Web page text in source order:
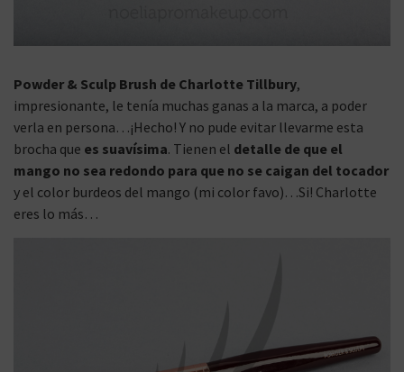
Powder & Sculp Brush de Charlotte Tillbury,
impresionante, le tenía muchas ganas a la marca, a poder
verla en persona…¡Hecho! Y no pude evitar llevarme esta
brocha que es suavísima. Tienen el detalle de que el
mango no sea redondo para que no se caigan del tocador
y el color burdeos del mango (mi color favo)…Si! Charlotte
eres lo más…